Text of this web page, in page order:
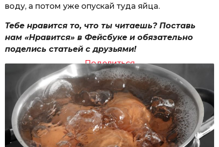
воду, а потом уже опускай туда яйца.
Тебе нравится то, что ты читаешь? Поставь
нам «Нравится» в Фейсбуке и обязательно
поделись статьей с друзьями!
Поделиться